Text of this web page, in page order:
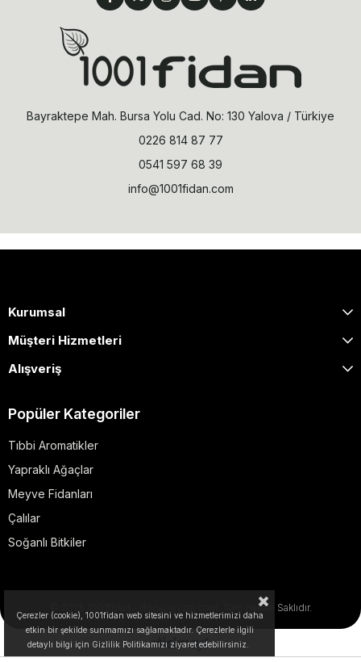
Bayraktepe Mah. Bursa Yolu Cad. No: 130 Yalova / Türkiye
0226 814 87 77
0541 597 68 39
info@1001fidan.com
Kurumsal
Müşteri Hizmetleri
Alışveriş
Popüler Kategoriler
Tıbbi Aromatikler
Yapraklı Ağaçlar
Meyve Fidanları
Çalılar
Soğanlı Bitkiler
© 2025 1001fidan - dogapeyzaj.com. Tüm Hakları Saklıdır.
Çerezler (cookie), 1001fidan web sitesini ve hizmetlerimizi daha
etkin bir şekilde sunmamızı sağlamaktadır. Çerezlerle ilgili
detaylı bilgi için Gizlilik Politikamızı ziyaret edebilirsiniz.